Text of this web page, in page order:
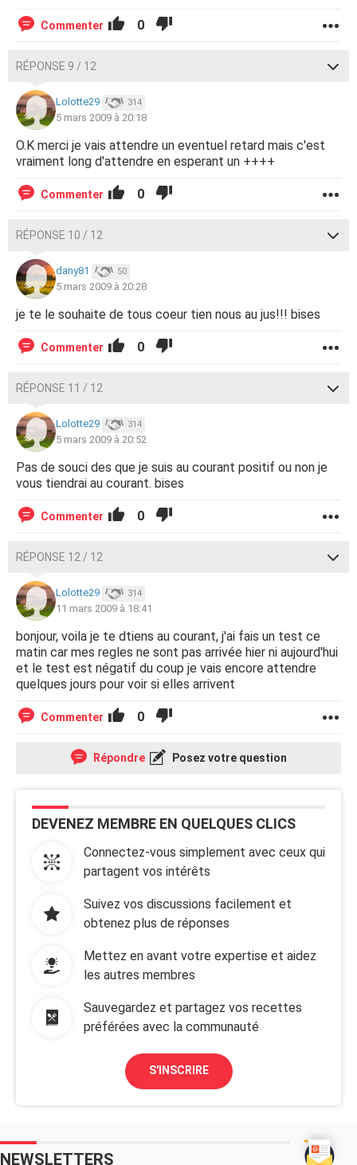
Commenter 0
RÉPONSE 9 / 12
Lolotte29 314
5 mars 2009 à 20:18
O.K merci je vais attendre un eventuel retard mais c'est
vraiment long d'attendre en esperant un ++++
Commenter 0
RÉPONSE 10 / 12
dany81 50
5 mars 2009 à 20:28
je te le souhaite de tous coeur tien nous au jus!!! bises
Commenter 0
RÉPONSE 11 / 12
Lolotte29 314
5 mars 2009 à 20:52
Pas de souci des que je suis au courant positif ou non je
vous tiendrai au courant. bises
Commenter 0
RÉPONSE 12 / 12
Lolotte29 314
11 mars 2009 à 18:41
bonjour, voila je te dtiens au courant, j'ai fais un test ce
matin car mes regles ne sont pas arrivée hier ni aujourd'hui
et le test est négatif du coup je vais encore attendre
quelques jours pour voir si elles arrivent
Commenter 0
Répondre Posez votre question
DEVENEZ MEMBRE EN QUELQUES CLICS
Connectez-vous simplement avec ceux qui
partagent vos intérêts
Suivez vos discussions facilement et
obtenez plus de réponses
Mettez en avant votre expertise et aidez
les autres membres
Sauvegardez et partagez vos recettes
préférées avec la communauté
S'INSCRIRE
NEWSLETTERS